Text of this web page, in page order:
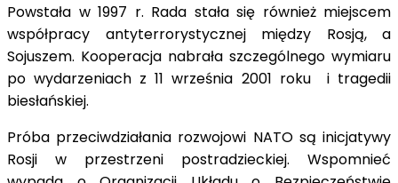
Powstała w 1997 r. Rada stała się również miejscem
współpracy antyterrorystycznej między Rosją, a
Sojuszem. Kooperacja nabrała szczególnego wymiaru
po wydarzeniach z 11 września 2001 roku i tragedii
biesłańskiej.
Próba przeciwdziałania rozwojowi NATO są inicjatywy
Rosji w przestrzeni postradzieckiej. Wspomnieć